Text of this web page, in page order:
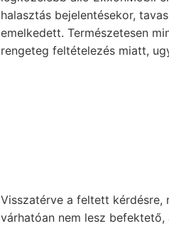
halasztás bejelentésekor,
emelkedett. Természetesen
rengeteg feltételezés miatt,
Visszatérve a feltett
várhatóan nem lesz